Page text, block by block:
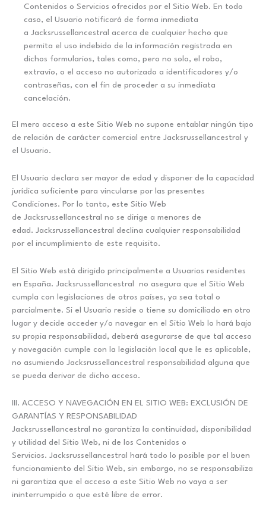
Contenidos o Servicios ofrecidos por el Sitio Web. En todo
caso, el Usuario notificará de forma inmediata
a Jacksrussellancestral acerca de cualquier hecho que
permita el uso indebido de la información registrada en
dichos formularios, tales como, pero no solo, el robo,
extravío, o el acceso no autorizado a identificadores y/o
contraseñas, con el fin de proceder a su inmediata
cancelación.
El mero acceso a este Sitio Web no supone entablar ningún tipo
de relación de carácter comercial entre Jacksrussellancestral y
el Usuario.
El Usuario declara ser mayor de edad y disponer de la capacidad
jurídica suficiente para vincularse por las presentes
Condiciones. Por lo tanto, este Sitio Web
de Jacksrussellancestral no se dirige a menores de
edad. Jacksrussellancestral declina cualquier responsabilidad
por el incumplimiento de este requisito.
El Sitio Web está dirigido principalmente a Usuarios residentes
en España. Jacksrussellancestral no asegura que el Sitio Web
cumpla con legislaciones de otros países, ya sea total o
parcialmente. Si el Usuario reside o tiene su domiciliado en otro
lugar y decide acceder y/o navegar en el Sitio Web lo hará bajo
su propia responsabilidad, deberá asegurarse de que tal acceso
y navegación cumple con la legislación local que le es aplicable,
no asumiendo Jacksrussellancestral responsabilidad alguna que
se pueda derivar de dicho acceso.
III. ACCESO Y NAVEGACIÓN EN EL SITIO WEB: EXCLUSIÓN DE
GARANTÍAS Y RESPONSABILIDAD
Jacksrussellancestral no garantiza la continuidad, disponibilidad
y utilidad del Sitio Web, ni de los Contenidos o
Servicios. Jacksrussellancestral hará todo lo posible por el buen
funcionamiento del Sitio Web, sin embargo, no se responsabiliza
ni garantiza que el acceso a este Sitio Web no vaya a ser
ininterrumpido o que esté libre de error.